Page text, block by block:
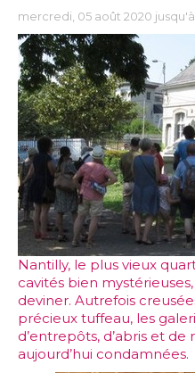
mercredi, 05 août 2020
Nantilly, le plus vieux
cavités bien
deviner. Autrefois
précieux tuffeau, les
d’entrepôts, d’abris et de
aujourd’hui condamnées.